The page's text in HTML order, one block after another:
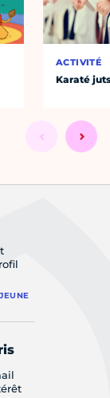
ACTIVITÉ
Karaté
JEUNE